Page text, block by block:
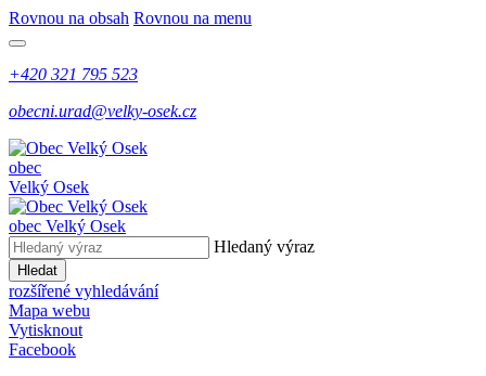
Rovnou na obsah Rovnou na menu
+420 321 795 523
obecni.urad@velky-osek.cz
obec
Velký Osek
obec Velký Osek
Hledaný výraz
Hledat
rozšířené vyhledávání
Mapa webu
Vytisknout
Facebook